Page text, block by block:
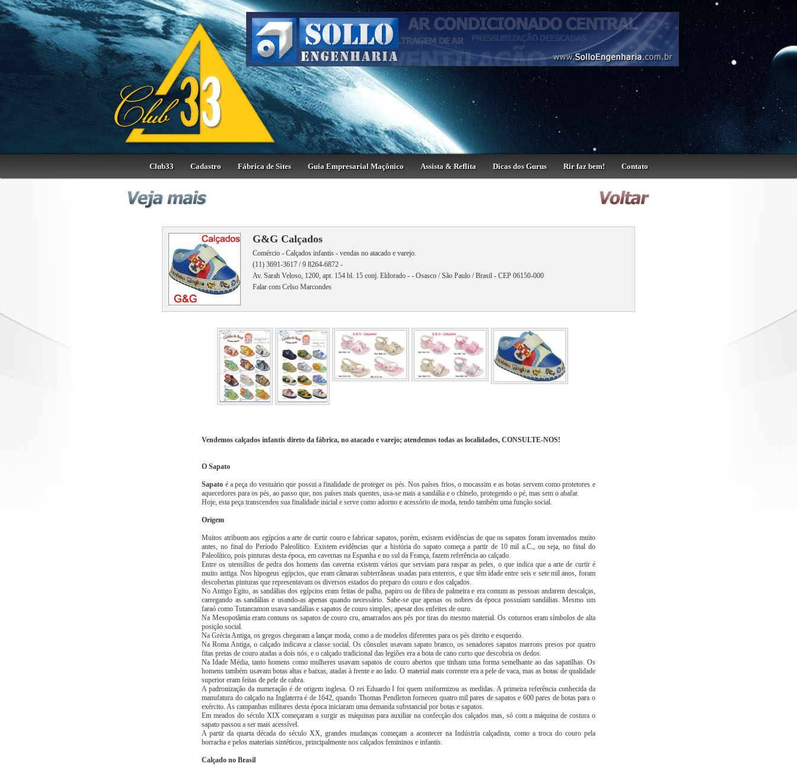
Club33 Cadastro Fábrica de Sites Guia Empresarial Maçônico Assista & Reflita Dicas dos Gurus Rir faz bem! Contato
G&G Calçados
Comércio - Calçados infantis - vendas no atacado e varejo.
(11) 3691-3617 / 9 8264-6872 -
Av. Sarah Veloso, 1200, apt. 154 bl. 15 conj. Eldorado - - Osasco / São Paulo / Brasil - CEP 06150-000
Falar com Celso Marcondes
Vendemos calçados infantis direto da fábrica, no atacado e varejo; atendemos todas as localidades, CONSULTE-NOS!
O Sapato
Sapato é a peça do vestuário que possui a finalidade de proteger os pés. Nos países frios, o mocassim e as botas servem como protetores e
aquecedores para os pés, ao passo que, nos países mais quentes, usa-se mais a sandália e o chinelo, protegendo o pé, mas sem o abafar.
Hoje, esta peça transcendeu sua finalidade inicial e serve como adorno e acessório de moda, tendo também uma função social.
Origem
Muitos atribuem aos egípcios a arte de curtir couro e fabricar sapatos, porém, existem evidências de que os sapatos foram inventados muito
antes, no final do Período Paleolítico. Existem evidências que a história do sapato começa a partir de 10 mil a.C., ou seja, no final do
Paleolítico, pois pinturas desta época, em cavernas na Espanha e no sul da França, fazem referência ao calçado.
Entre os utensílios de pedra dos homens das caverna existem vários que serviam para raspar as peles, o que indica que a arte de curtir é
muito antiga. Nos hipogeus egípcios, que eram câmaras subterrâneas usadas para enterros, e que têm idade entre seis e sete mil anos, foram
descobertas pinturas que representavam os diversos estados do preparo do couro e dos calçados.
No Antigo Egito, as sandálias dos egípcios eram feitas de palha, papiro ou de fibra de palmeira e era comum as pessoas andarem descalças,
carregando as sandálias e usando-as apenas quando necessário. Sabe-se que apenas os nobres da época possuíam sandálias. Mesmo um
faraó como Tutancamon usava sandálias e sapatos de couro simples, apesar dos enfeites de ouro.
Na Mesopotâmia eram comuns os sapatos de couro cru, amarrados aos pés por tiras do mesmo material. Os coturnos eram símbolos de alta
posição social.
Na Grécia Antiga, os gregos chegaram a lançar moda, como a de modelos diferentes para os pés direito e esquerdo.
Na Roma Antiga, o calçado indicava a classe social. Os cônsules usavam sapato branco, os senadores sapatos marrons presos por quatro
fitas pretas de couro atadas a dois nós, e o calçado tradicional das legiões era a bota de cano curto que descobria os dedos.
Na Idade Média, tanto homens como mulheres usavam sapatos de couro abertos que tinham uma forma semelhante ao das sapatilhas. Os
homens também usavam botas altas e baixas, atadas à frente e ao lado. O material mais corrente era a pele de vaca, mas as botas de qualidade
superior eram feitas de pele de cabra.
A padronização da numeração é de origem inglesa. O rei Eduardo I foi quem uniformizou as medidas. A primeira referência conhecida da
manufatura do calçado na Inglaterra é de 1642, quando Thomas Pendleton forneceu quatro mil pares de sapatos e 600 pares de botas para o
exército. As campanhas militares desta época iniciaram uma demanda substancial por botas e sapatos.
Em meados do século XIX começaram a surgir as máquinas para auxiliar na confecção dos calçados mas, só com a máquina de costura o
sapato passou a ser mais acessível.
A partir da quarta década do século XX, grandes mudanças começam a acontecer na Indústria calçadista, como a troca do couro pela
borracha e pelos materiais sintéticos, principalmente nos calçados femininos e infantis.
Calçado no Brasil